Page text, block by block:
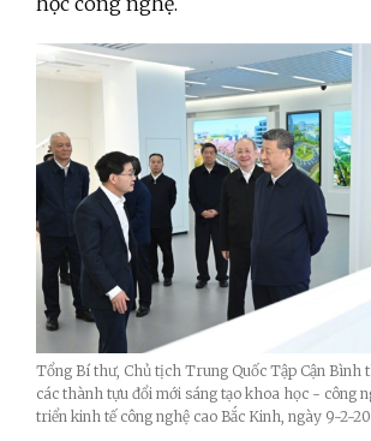
Tổng Bí thư, Chủ tịch Trung Quốc Tập Cận Bình
các thành tựu đổi mới sáng tạo khoa học - công
triển kinh tế công nghệ cao Bắc Kinh, ngày 9-2-